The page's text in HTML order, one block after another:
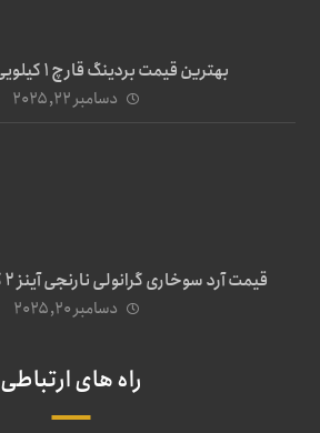
بهترین قیمت بردینگ قارچ 1 کیلویی در آذر ۱۴۰۴
دسامبر ۲۲, ۲۰۲۵
قیمت آرد سوخاری گرانولی نارنجی آینز ۲ کیلویی در آذر ۱۴۰۴
دسامبر ۲۰, ۲۰۲۵
راه های ارتباطی